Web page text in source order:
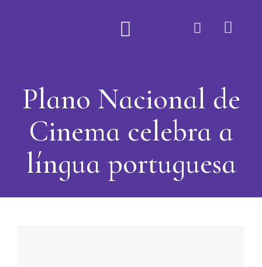
Plano Nacional de
Cinema celebra a
língua portuguesa